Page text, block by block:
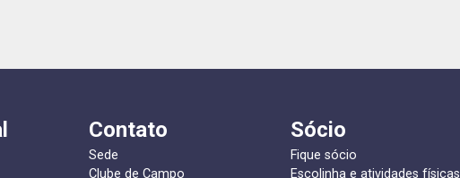
Contato
Sede
Clube de Campo
Sócio
Fique sócio
Escolinha e atividades físicas